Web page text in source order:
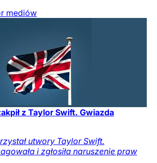
mediów
z Taylor Swift. Gwiazda
utwory Taylor Swift.
i zgłosiła naruszenie praw